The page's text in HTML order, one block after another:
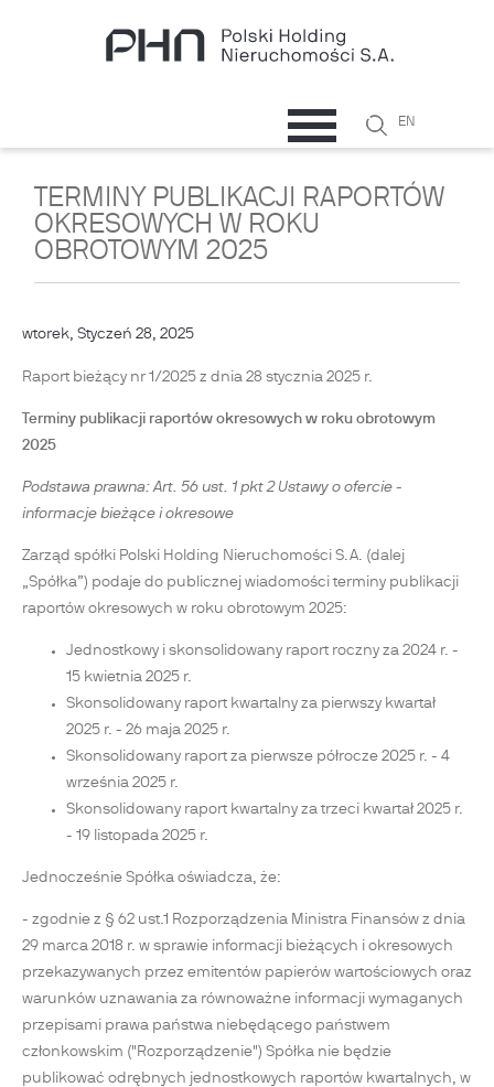
Formularz
SzukajEN
TERMINY PUBLIKACJI RAPORTÓW
OKRESOWYCH W ROKU
OBROTOWYM 2025
wtorek, Styczeń 28, 2025
Raport bieżący nr 1/2025 z dnia 28 stycznia 2025 r.
Terminy publikacji raportów okresowych w roku obrotowym
2025
Podstawa prawna: Art. 56 ust. 1 pkt 2 Ustawy o ofercie -
informacje bieżące i okresowe
Zarząd spółki Polski Holding Nieruchomości S.A. (dalej
„Spółka”) podaje do publicznej wiadomości terminy publikacji
raportów okresowych w roku obrotowym 2025:
Jednostkowy i skonsolidowany raport roczny za 2024 r. -
15 kwietnia 2025 r.
Skonsolidowany raport kwartalny za pierwszy kwartał
2025 r. - 26 maja 2025 r.
Skonsolidowany raport za pierwsze półrocze 2025 r. - 4
września 2025 r.
Skonsolidowany raport kwartalny za trzeci kwartał 2025 r.
- 19 listopada 2025 r.
Jednocześnie Spółka oświadcza, że:
- zgodnie z § 62 ust.1 Rozporządzenia Ministra Finansów z dnia
29 marca 2018 r. w sprawie informacji bieżących i okresowych
przekazywanych przez emitentów papierów wartościowych oraz
warunków uznawania za równoważne informacji wymaganych
przepisami prawa państwa niebędącego państwem
członkowskim ("Rozporządzenie") Spółka nie będzie
publikować odrębnych jednostkowych raportów kwartalnych, w